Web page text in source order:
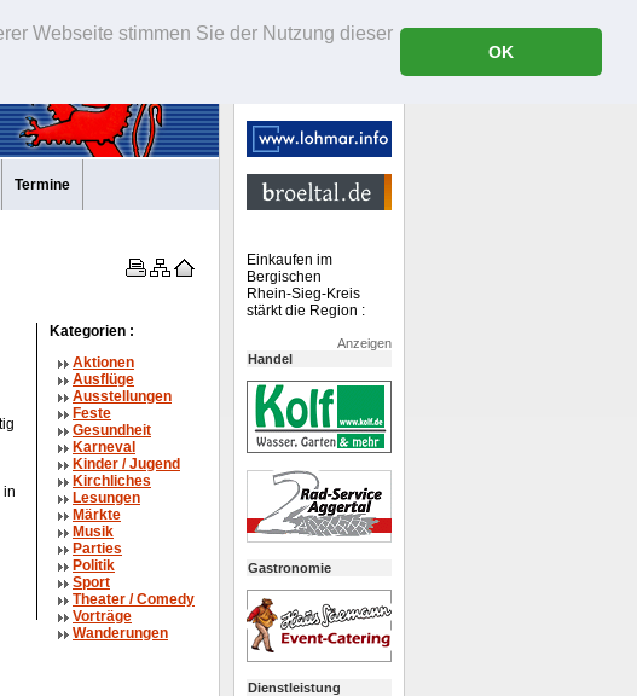
Webseite stimmen Sie der Nutzung dieser
OK
Termine
in
Kategorien :
Aktionen
Ausflüge
Ausstellungen
Feste
Gesundheit
Karneval
Kinder / Jugend
Kirchliches
Lesungen
Märkte
Musik
Parties
Politik
Sport
Theater /Comedy
Vorträge
Wanderungen
Einkaufen im
Bergischen
Rhein-Sieg-Kreis
stärkt die Region :
Anzeigen
Handel
Gastronomie
Dienstleistung